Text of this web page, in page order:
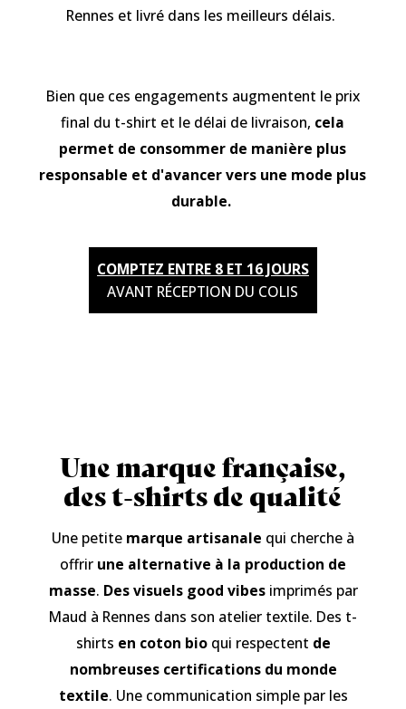
Rennes et livré dans les meilleurs délais.
Bien que ces engagements augmentent le prix
final du t-shirt et le délai de livraison, cela
permet de consommer de manière plus
responsable et d'avancer vers une mode plus
durable.
COMPTEZ ENTRE 8 ET 16 JOURS
AVANT RÉCEPTION DU COLIS
Une marque française,
des t-shirts de qualité
Une petite marque artisanale qui cherche à
offrir une alternative à la production de
masse. Des visuels good vibesimprimés par
Maud à Rennes dans son atelier textile. Des t-
shirts en coton bioqui respectent de
nombreuses certifications du monde
textile. Une communication simple par les